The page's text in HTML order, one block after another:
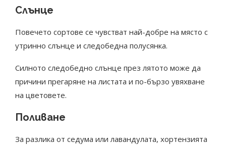
Слънце
Повечето сортове се чувстват най-добре на място с
утринно слънце и следобедна полусянка.
Силното следобедно слънце през лятото може да
причини прегаряне на листата и по-бързо увяхване
на цветовете.
Поливане
За разлика от седума или лавандулата, хортензията